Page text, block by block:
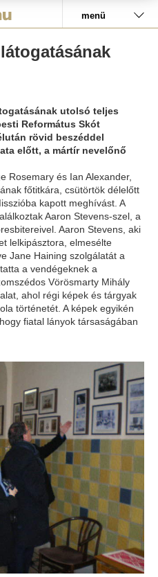
menü
utolsó teljes
Református Skót
rövid beszéddel
előtt, a mártír nevelőnő
Rosemary és Ian Alexander,
főtitkára, csütörtök délelőtt
kapott meghívást. A
Aaron Stevens-szel, a
Aaron Stevens, aki
lelkipásztora, elmesélte
Jane Haining szolgálatát a
a vendégeknek a
Vörösmarty Mihály
ahol régi képek és tárgyak
történetét. A képek egyikén
fiatal lányok társaságában